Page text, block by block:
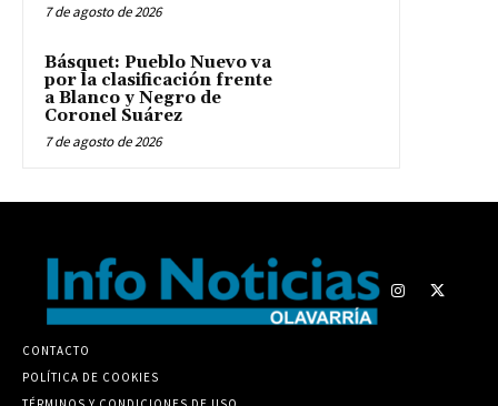
7 de agosto de 2026
Básquet: Pueblo Nuevo va
por la clasificación frente
a Blanco y Negro de
Coronel Suárez
7 de agosto de 2026
CONTACTO
POLÍTICA DE COOKIES